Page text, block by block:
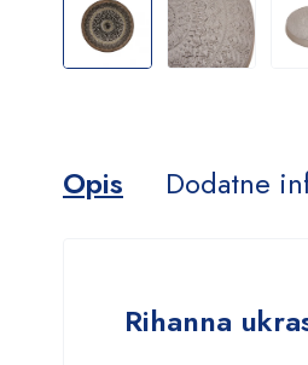
Opis Dodatne
Rihanna